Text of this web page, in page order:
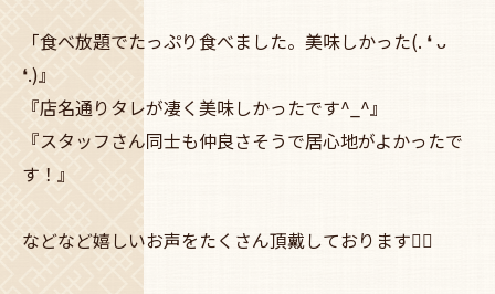
「食べ放題でたっぷり食べました。美味しかった(. ❛ ᴗ
❛.)』
『店名通りタレが凄く美味しかったです^_^』
『スタッフさん同士も仲良さそうで居心地がよかったで
す！』
などなど嬉しいお声をたくさん頂戴しております🙇‍♀️